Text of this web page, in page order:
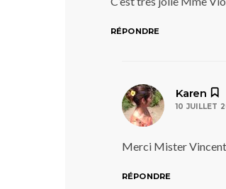
RÉPONDRE
Karen
10 JUILLET
Merci Mister Vincent
RÉPONDRE